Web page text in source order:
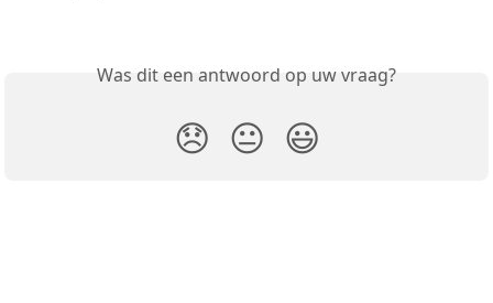
Was dit een antwoord op uw vraag?
😞 😐 😃